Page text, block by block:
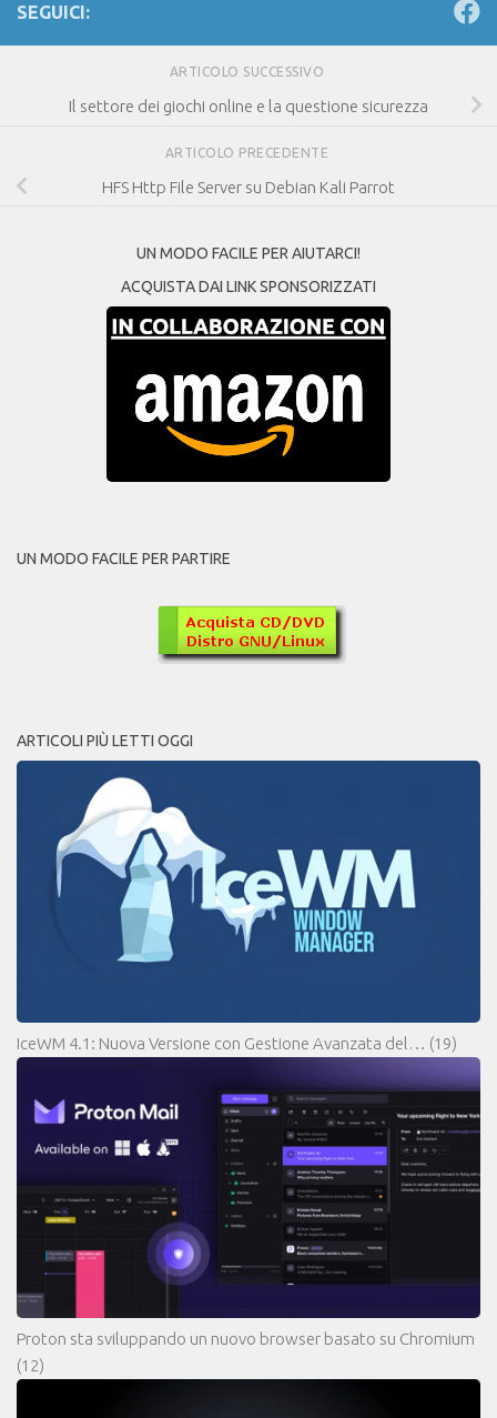
SEGUICI:
ARTICOLO SUCCESSIVO
Il settore dei giochi online e la questione sicurezza
ARTICOLO PRECEDENTE
HFS Http File Server su Debian Kali Parrot
UN MODO FACILE PER AIUTARCI!
ACQUISTA DAI LINK SPONSORIZZATI
UN MODO FACILE PER PARTIRE
ARTICOLI PIÙ LETTI OGGI
IceWM 4.1: Nuova Versione con Gestione Avanzata del… (19)
Proton sta sviluppando un nuovo browser basato su Chromium
(12)